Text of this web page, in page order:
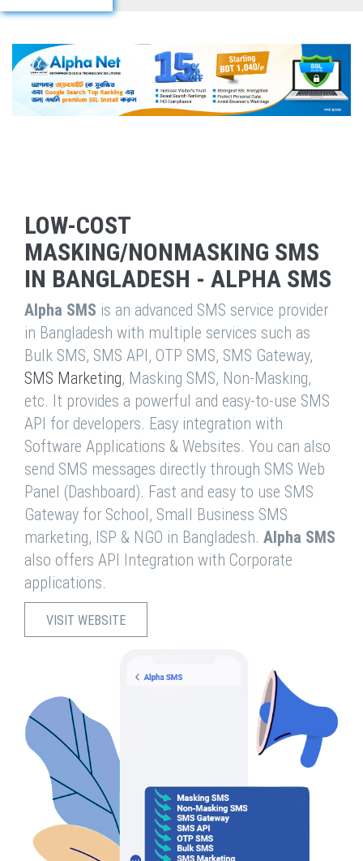
LOW-COST
MASKING/NONMASKING SMS
IN BANGLADESH - ALPHA SMS
Alpha SMS is an advanced SMS service provider
in Bangladesh with multiple services such as
Bulk SMS, SMS API, OTP SMS, SMS Gateway,
SMS Marketing, Masking SMS, Non-Masking,
etc. It provides a powerful and easy-to-use SMS
API for developers. Easy integration with
Software Applications & Websites. You can also
send SMS messages directly through SMS Web
Panel (Dashboard). Fast and easy to use SMS
Gateway for School, Small Business SMS
marketing, ISP & NGO in Bangladesh. Alpha SMS
also offers API Integration with Corporate
applications.
VISIT WEBSITE